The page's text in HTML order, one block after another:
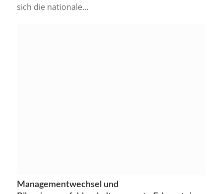
sich die nationale…
Managementwechsel und